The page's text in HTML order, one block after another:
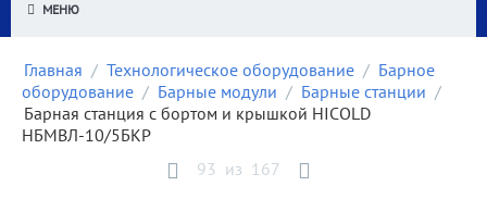
МЕНЮ
Главная / Технологическое оборудование / Барное
оборудование / Барные модули / Барные станции /
Барная станция с бортом и крышкой HICOLD
НБМВЛ-10/5БКР
93 из 167